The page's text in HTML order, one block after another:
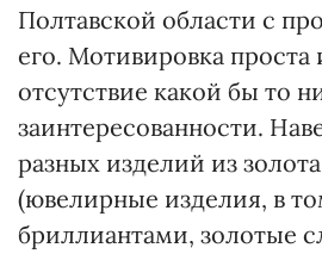
Полтавской области с
его. Мотивировка проста
отсутствие какой бы то
заинтересованности.
разных изделий из
(ювелирные изделия, в
бриллиантами, золотые